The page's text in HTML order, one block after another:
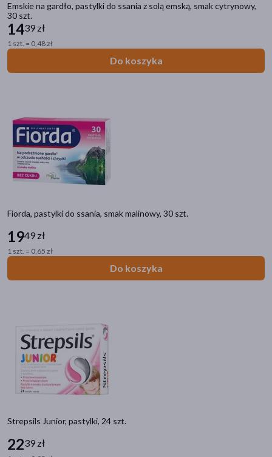
Emskie na gardło, pastylki do ssania z solą emską, smak cytrynowy,
30 szt.
1439 zł
1 szt. = 0,48 zł
Do koszyka
Fiorda, pastylki do ssania, smak malinowy, 30 szt.
1949 zł
1 szt. = 0,65 zł
Do koszyka
Strepsils Junior, pastylki, 24 szt.
2239 zł